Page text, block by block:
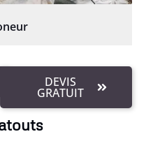
DEVIS
GRATUIT